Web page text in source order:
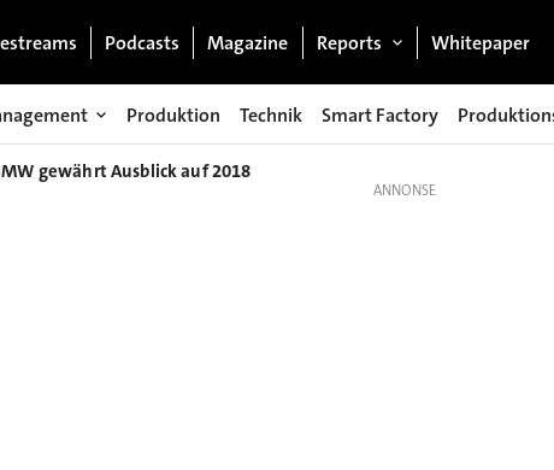
Podcasts Magazine Reports Whitepaper
Produktion Technik Smart Factory
gewährt Ausblick auf 2018